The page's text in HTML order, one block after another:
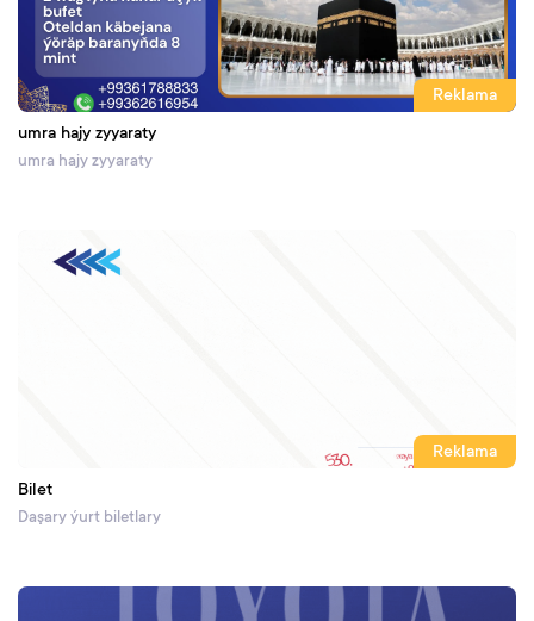
Reklama
umra hajy zyyaraty
umra hajy zyyaraty
Reklama
Bilet
Daşary ýurt biletlary